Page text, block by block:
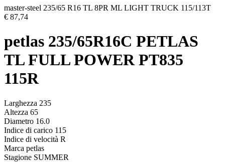
master-steel 235/65 R16 TL 8PR ML LIGHT TRUCK 115/113T
€ 87,74
petlas 235/65R16C PETLAS
TL FULL POWER PT835
115R
Larghezza 235
Altezza 65
Diametro 16.0
Indice di carico 115
Indice di velocità R
Marca petlas
Stagione SUMMER